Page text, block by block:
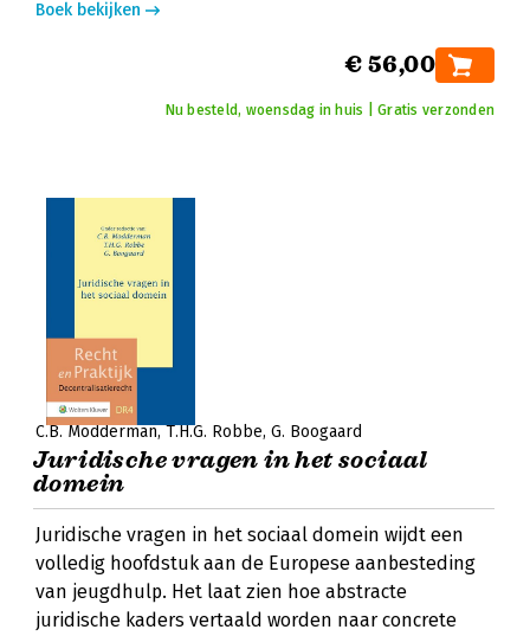
Boek bekijken
€ 56,00
Nu besteld, woensdag in huis | Gratis verzonden
C.B. Modderman T.H.G. Robbe G. Boogaard
Juridische vragen in het sociaal
domein
Juridische vragen in het sociaal domein wijdt een
volledig hoofdstuk aan de Europese aanbesteding
van jeugdhulp. Het laat zien hoe abstracte
juridische kaders vertaald worden naar concrete